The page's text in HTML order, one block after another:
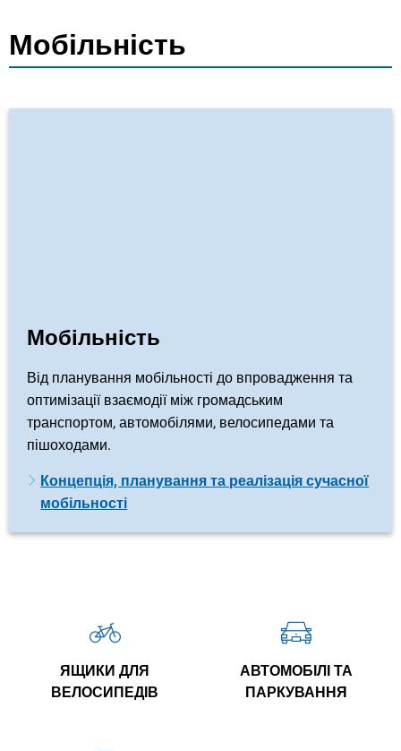
Мобільність
Мобільність
Від планування мобільності до впровадження та
оптимізації взаємодії між громадським
транспортом, автомобілями, велосипедами та
пішоходами.
Концепція, планування та реалізація сучасної
мобільності
ЯЩИКИ ДЛЯ
ВЕЛОСИПЕДІВ
АВТОМОБІЛІ ТА
ПАРКУВАННЯ